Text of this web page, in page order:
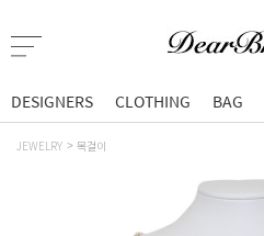
DESIGNERS CLOTHING BAG
JEWELRY 목걸이